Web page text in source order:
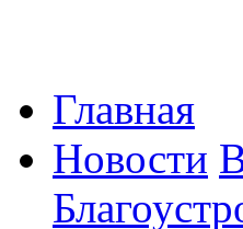
Главная
Новости